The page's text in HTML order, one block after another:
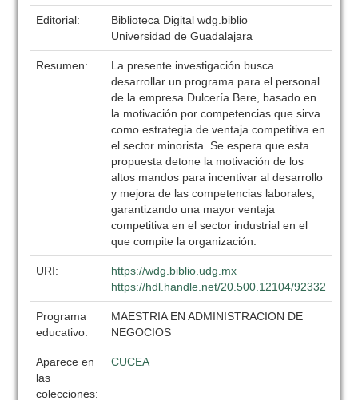
Editorial:
Biblioteca Digital wdg.biblio
Universidad de Guadalajara
Resumen:
La presente investigación busca
desarrollar un programa para el personal
de la empresa Dulcería Bere, basado en
la motivación por competencias que sirva
como estrategia de ventaja competitiva en
el sector minorista. Se espera que esta
propuesta detone la motivación de los
altos mandos para incentivar al desarrollo
y mejora de las competencias laborales,
garantizando una mayor ventaja
competitiva en el sector industrial en el
que compite la organización.
URI:
https://wdg.biblio.udg.mx
https://hdl.handle.net/20.500.12104/92332
Programa
educativo:
MAESTRIA EN ADMINISTRACION DE
NEGOCIOS
Aparece en
las
colecciones:
CUCEA